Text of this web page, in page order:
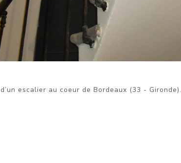
escalier au coeur de Bordeaux (33 - Gironde).